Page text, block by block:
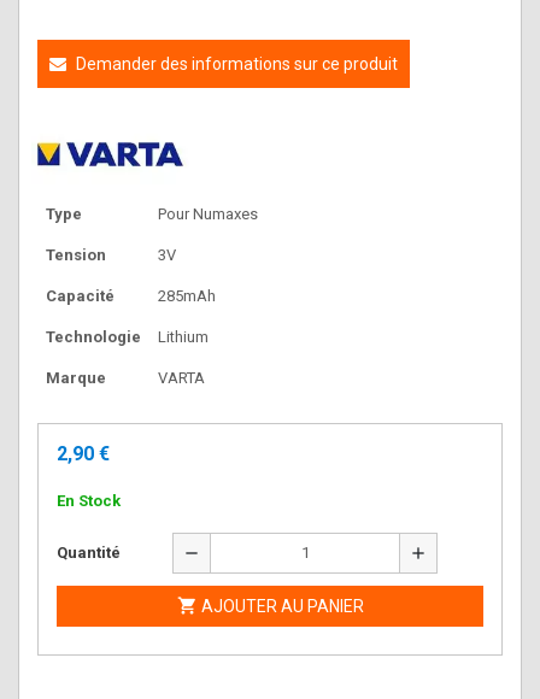
Demander des informations sur ce produit
Type Pour Numaxes
Tension 3V
Capacité 285mAh
Technologie Lithium
Marque VARTA
2,90 €
En Stock
Quantité remove add
 AJOUTER AU PANIER